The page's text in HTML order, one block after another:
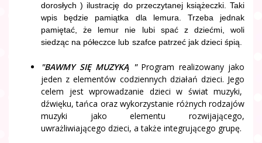
dorosłych ) ilustrację do przeczytanej książeczki. Taki
wpis będzie pamiątka dla lemura. Trzeba jednak
pamiętać, że lemur nie lubi spać z dziećmi, woli
siedząc na półeczce lub szafce patrzeć jak dzieci śpią.
"BAWMY SIĘ MUZYKĄ " Program realizowany jako
jeden z elementów codziennych działań dzieci. Jego
celem jest wprowadzanie dzieci w świat muzyki,
dźwięku, tańca oraz wykorzystanie różnych rodzajów
muzyki jako elementu rozwijającego,
uwrażliwiającego dzieci, a także integrującego grupę.